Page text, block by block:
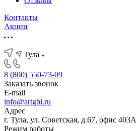
Контакты
Акции
Тула
8 (800) 550-73-09
Заказать звонок
E-mail
info@artgbi.ru
Адрес
г. Тула, ул. Советская, д.67, офис 403А
Режим работы